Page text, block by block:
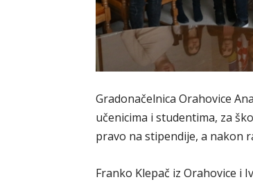
Gradonačelnica Orahovice
učenicima i studentima, za
pravo na stipendije, a nakon
Franko Klepač iz Orahovice i